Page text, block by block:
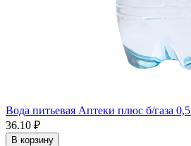
Вода питьевая Аптеки плюс б/газа
36.10 ₽
В корзину